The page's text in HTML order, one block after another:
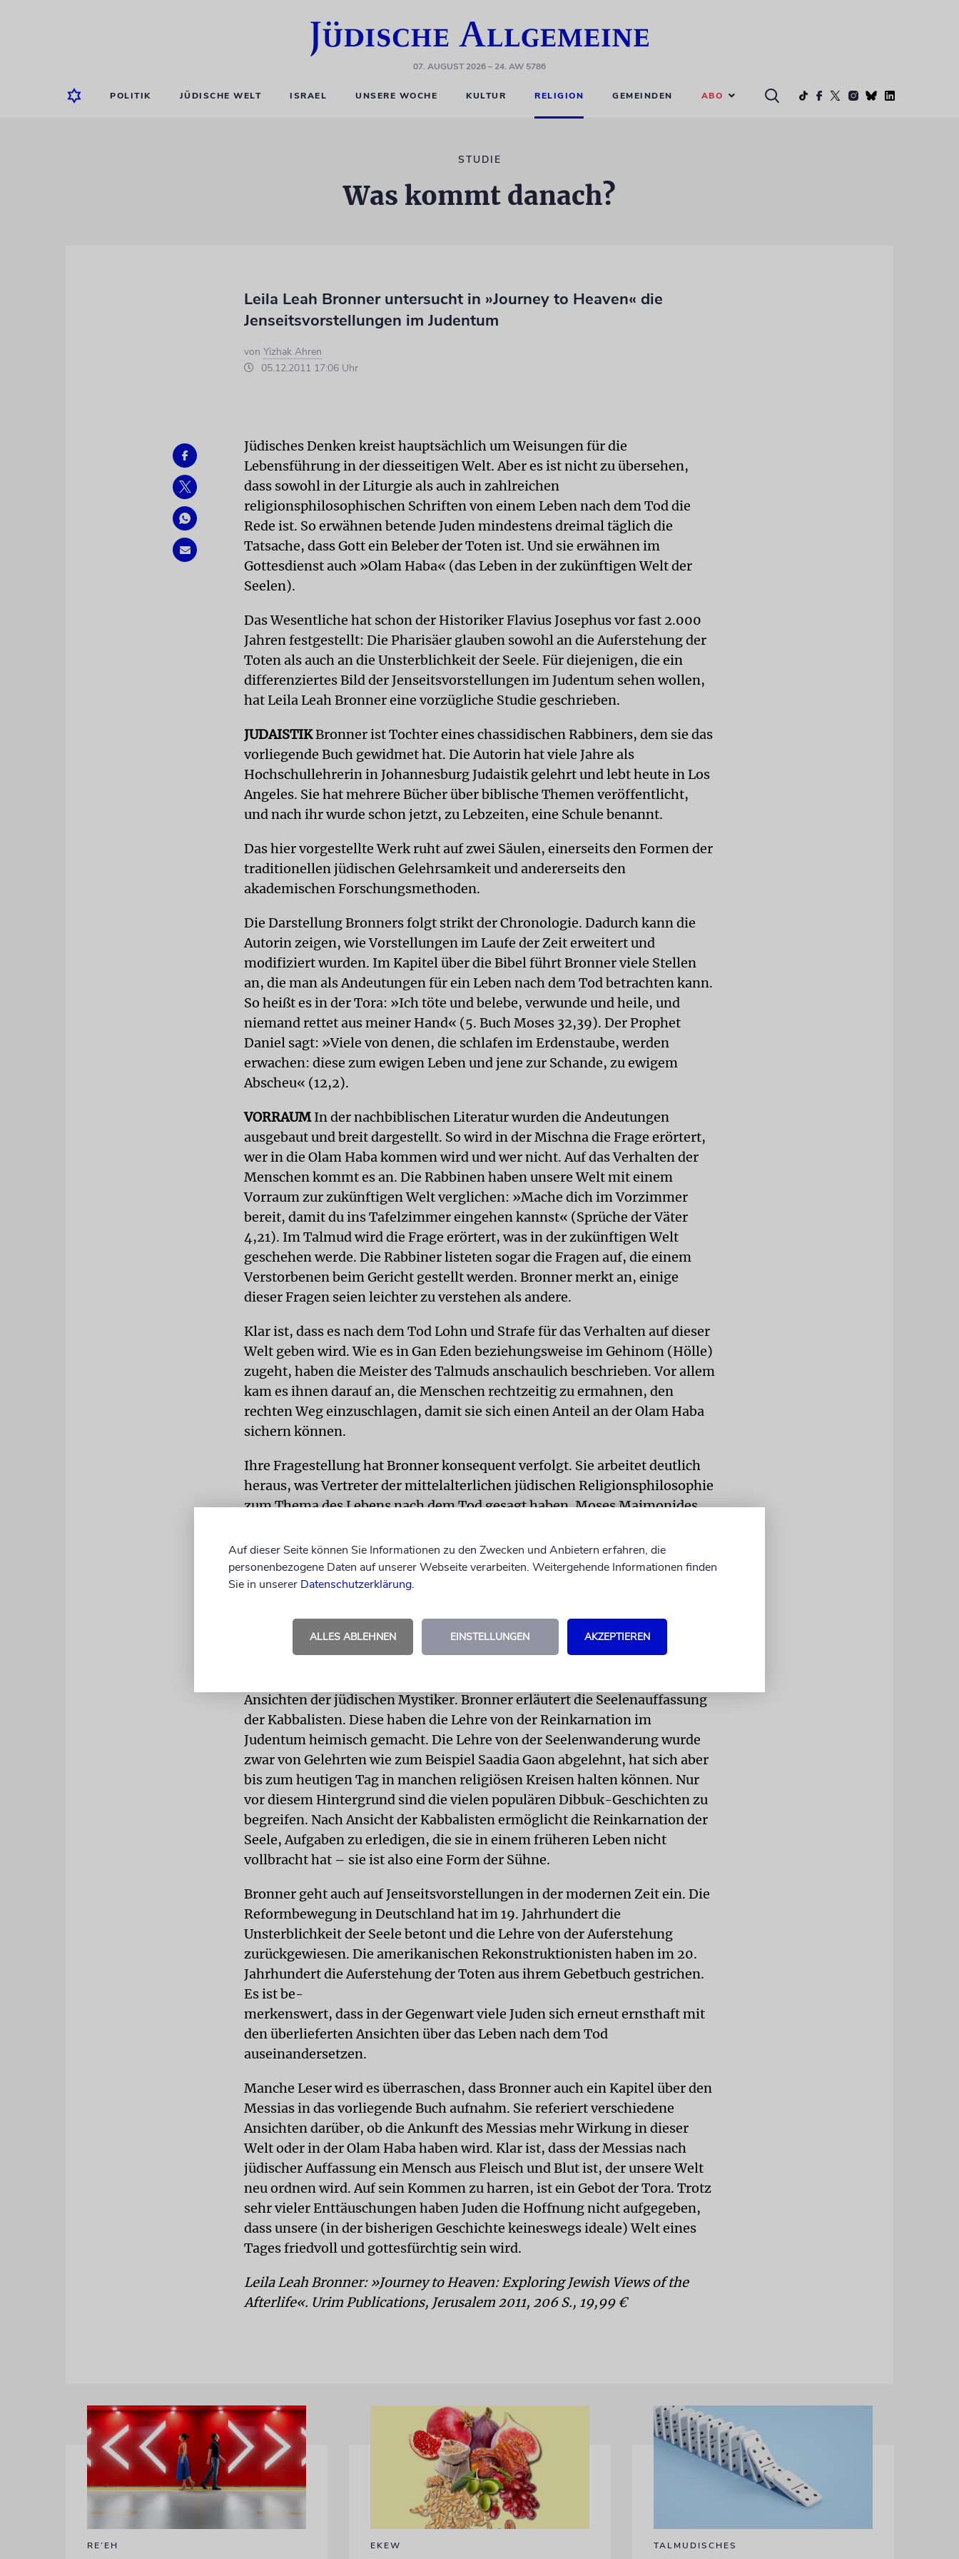
07. AUGUST 2026– 24. AW 5786
POLITIK JÜDISCHE WELT ISRAEL UNSERE WOCHE KULTUR RELIGION GEMEINDEN ABO
STUDIE
Was kommt danach?
Leila Leah Bronner untersucht in »Journey to Heaven« die
Jenseitsvorstellungen im Judentum
von Yizhak Ahren
05.12.2011 17:06 Uhr
Jüdisches Denken kreist hauptsächlich um Weisungen für die
Lebensführung in der diesseitigen Welt. Aber es ist nicht zu übersehen,
dass sowohl in der Liturgie als auch in zahlreichen
religionsphilosophischen Schriften von einem Leben nach dem Tod die
Rede ist. So erwähnen betende Juden mindestens dreimal täglich die
Tatsache, dass Gott ein Beleber der Toten ist. Und sie erwähnen im
Gottesdienst auch »Olam Haba« (das Leben in der zukünftigen Welt der
Seelen).
Das Wesentliche hat schon der Historiker Flavius Josephus vor fast 2.000
Jahren festgestellt: Die Pharisäer glauben sowohl an die Auferstehung der
Toten als auch an die Unsterblichkeit der Seele. Für diejenigen, die ein
differenziertes Bild der Jenseitsvorstellungen im Judentum sehen wollen,
hat Leila Leah Bronner eine vorzügliche Studie geschrieben.
JUDAISTIKBronner ist Tochter eines chassidischen Rabbiners, dem sie das
vorliegende Buch gewidmet hat. Die Autorin hat viele Jahre als
Hochschullehrerin in Johannesburg Judaistik gelehrt und lebt heute in Los
Angeles. Sie hat mehrere Bücher über biblische Themen veröffentlicht,
und nach ihr wurde schon jetzt, zu Lebzeiten, eine Schule benannt.
Das hier vorgestellte Werk ruht auf zwei Säulen, einerseits den Formen der
traditionellen jüdischen Gelehrsamkeit und andererseits den
akademischen Forschungsmethoden.
Die Darstellung Bronners folgt strikt der Chronologie. Dadurch kann die
Autorin zeigen, wie Vorstellungen im Laufe der Zeit erweitert und
modifiziert wurden. Im Kapitel über die Bibel führt Bronner viele Stellen
an, die man als Andeutungen für ein Leben nach dem Tod betrachten kann.
So heißt es in der Tora: »Ich töte und belebe, verwunde und heile, und
niemand rettet aus meiner Hand« (5. Buch Moses 32,39). Der Prophet
Daniel sagt: »Viele von denen, die schlafen im Erdenstaube, werden
erwachen: diese zum ewigen Leben und jene zur Schande, zu ewigem
Abscheu« (12,2).
VORRAUMIn der nachbiblischen Literatur wurden die Andeutungen
ausgebaut und breit dargestellt. So wird in der Mischna die Frage erörtert,
wer in die Olam Haba kommen wird und wer nicht. Auf das Verhalten der
Menschen kommt es an. Die Rabbinen haben unsere Welt mit einem
Vorraum zur zukünftigen Welt verglichen: »Mache dich im Vorzimmer
bereit, damit du ins Tafelzimmer eingehen kannst« (Sprüche der Väter
4,21). Im Talmud wird die Frage erörtert, was in der zukünftigen Welt
geschehen werde. Die Rabbiner listeten sogar die Fragen auf, die einem
Verstorbenen beim Gericht gestellt werden. Bronner merkt an, einige
dieser Fragen seien leichter zu verstehen als andere.
Klar ist, dass es nach dem Tod Lohn und Strafe für das Verhalten auf dieser
Welt geben wird. Wie es in Gan Eden beziehungsweise im Gehinom (Hölle)
zugeht, haben die Meister des Talmuds anschaulich beschrieben. Vor allem
kam es ihnen darauf an, die Menschen rechtzeitig zu ermahnen, den
rechten Weg einzuschlagen, damit sie sich einen Anteil an der Olam Haba
sichern können.
Ihre Fragestellung hat Bronner konsequent verfolgt. Sie arbeitet deutlich
heraus, was Vertreter der mittelalterlichen jüdischen Religionsphilosophie
zum Thema des Lebens nach dem Tod gesagt haben. Moses Maimonides
Materie gibt: Nur die Seelen der Frommen sind dort. Die Auferstehung der
Toten war auch für ihn ein Glaubensartikel, aber er vertrat die Ansicht,
dass nach der Auferstehung ein zweiter Tod erfolgen werde. Andere
Bronner referiert ebenfalls ausführlich die Ansichten von Nachmanides
und von Joseph Albo.
Ansichten der jüdischen Mystiker. Bronner erläutert die Seelenauffassung
der Kabbalisten. Diese haben die Lehre von der Reinkarnation im
Judentum heimisch gemacht. Die Lehre von der Seelenwanderung wurde
zwar von Gelehrten wie zum Beispiel Saadia Gaon abgelehnt, hat sich aber
bis zum heutigen Tag in manchen religiösen Kreisen halten können. Nur
vor diesem Hintergrund sind die vielen populären Dibbuk-Geschichten zu
begreifen. Nach Ansicht der Kabbalisten ermöglicht die Reinkarnation der
Seele, Aufgaben zu erledigen, die sie in einem früheren Leben nicht
vollbracht hat – sie ist also eine Form der Sühne.
Bronner geht auch auf Jenseitsvorstellungen in der modernen Zeit ein. Die
Reformbewegung in Deutschland hat im 19. Jahrhundert die
Unsterblichkeit der Seele betont und die Lehre von der Auferstehung
zurückgewiesen. Die amerikanischen Rekonstruktionisten haben im 20.
Jahrhundert die Auferstehung der Toten aus ihrem Gebetbuch gestrichen.
Es ist be-
merkenswert, dass in der Gegenwart viele Juden sich erneut ernsthaft mit
den überlieferten Ansichten über das Leben nach dem Tod
auseinandersetzen.
Manche Leser wird es überraschen, dass Bronner auch ein Kapitel über den
Messias in das vorliegende Buch aufnahm. Sie referiert verschiedene
Ansichten darüber, ob die Ankunft des Messias mehr Wirkung in dieser
Welt oder in der Olam Haba haben wird. Klar ist, dass der Messias nach
jüdischer Auffassung ein Mensch aus Fleisch und Blut ist, der unsere Welt
neu ordnen wird. Auf sein Kommen zu harren, ist ein Gebot der Tora. Trotz
sehr vieler Enttäuschungen haben Juden die Hoffnung nicht aufgegeben,
dass unsere (in der bisherigen Geschichte keineswegs ideale) Welt eines
Tages friedvoll und gottesfürchtig sein wird.
Leila Leah Bronner: »Journey to Heaven: Exploring Jewish Views of the
Afterlife«. Urim Publications, Jerusalem 2011, 206 S., 19,99 €
RE’EH EKEW TALMUDISCHES
Auf dieser Seite können Sie Informationen zu den Zwecken und Anbietern erfahren, die
personenbezogene Daten auf unserer Webseite verarbeiten. Weitergehende Informationen finden
Sie in unserer Datenschutzerklärung.
ALLES ABLEHNEN EINSTELLUNGEN AKZEPTIEREN